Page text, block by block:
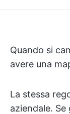
Quando si
avere una
La stessa
aziendale.